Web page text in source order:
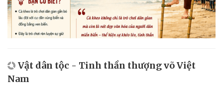
Vật dân tộc - Tinh thần thượng võ Việt
Nam